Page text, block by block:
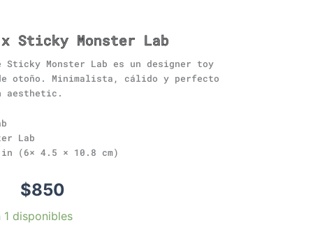
x Sticky Monster Lab
Sticky Monster Lab es un designer toy
otoño. Minimalista, cálido y perfecto
aesthetic.
Lab
(6× 4.5 × 10.8 cm)
$850
1 disponibles